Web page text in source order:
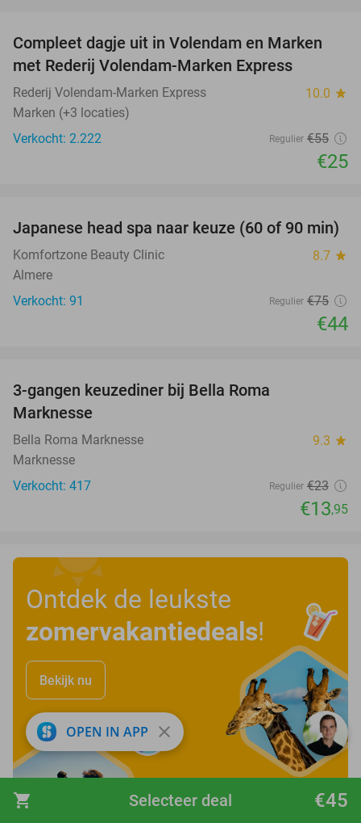
shopping_cart €45
Selecteer deal
55%
Compleet dagje uit in Volendam en Marken
met Rederij Volendam-Marken Express
Rederij Volendam-Marken Express 10.0 star
Marken (+3 locaties)
Verkocht: 2.222
Regulier €55
€25
41%
Japanese head spa naar keuze (60 of 90 min)
Komfortzone Beauty Clinic 8.7 star
Almere
Verkocht: 91
Regulier €75
€44
3-gangen keuzediner bij Bella Roma
Marknesse
Bella Roma Marknesse 9.3 star
Marknesse
Verkocht: 417
Regulier €23
€13,95
Ontdek de leukste
zomervakantiedeals!
Bekijk nu
OPEN IN APP close